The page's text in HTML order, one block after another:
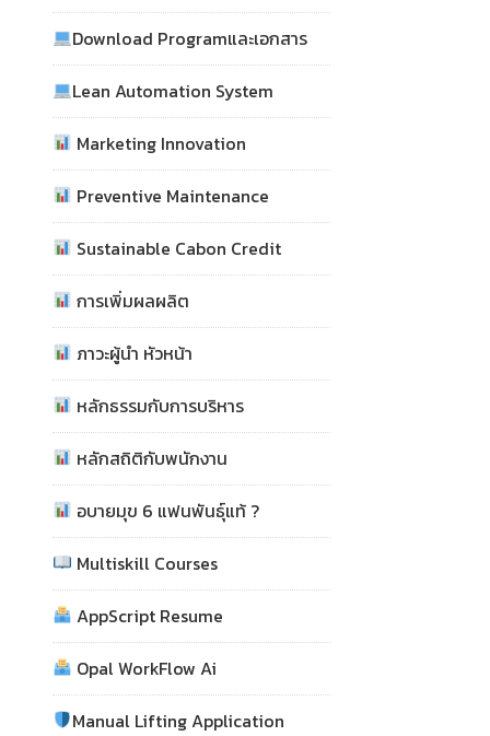
Download Programและเอกสาร
Lean Automation System
Marketing Innovation
Preventive Maintenance
Sustainable Cabon Credit
การเพิ่มผลผลิต
ภาวะผู้นำ หัวหน้า
หลักธรรมกับการบริหาร
หลักสถิติกับพนักงาน
อบายมุข 6 แฟนพันธุ์แท้ ?
Multiskill Courses
AppScript Resume
Opal WorkFlow Ai
Manual Lifting Application